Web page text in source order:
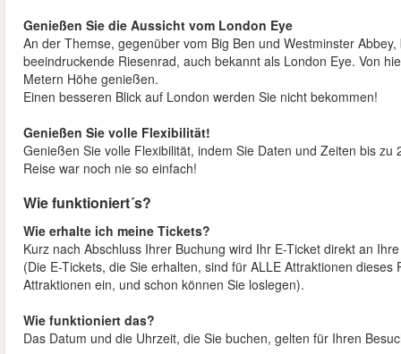
Genießen Sie die Aussicht vom London Eye
An der Themse, gegenüber vom Big Ben und Westminster
beeindruckende Riesenrad, auch bekannt als London Eye. Von
Metern Höhe genießen.
Einen besseren Blick auf London werden Sie nicht bekommen!
Genießen Sie volle Flexibilität!
Genießen Sie volle Flexibilität, indem Sie Daten und Zeiten bis
Reise war noch nie so einfach!
Wie funktioniert´s?
Wie erhalte ich meine Tickets?
Kurz nach Abschluss Ihrer Buchung wird Ihr E-Ticket direkt an
(Die E-Tickets, die Sie erhalten, sind für ALLE Attraktionen
Attraktionen ein, und schon können Sie loslegen).
Wie funktioniert das?
Das Datum und die Uhrzeit, die Sie buchen, gelten für Ihren